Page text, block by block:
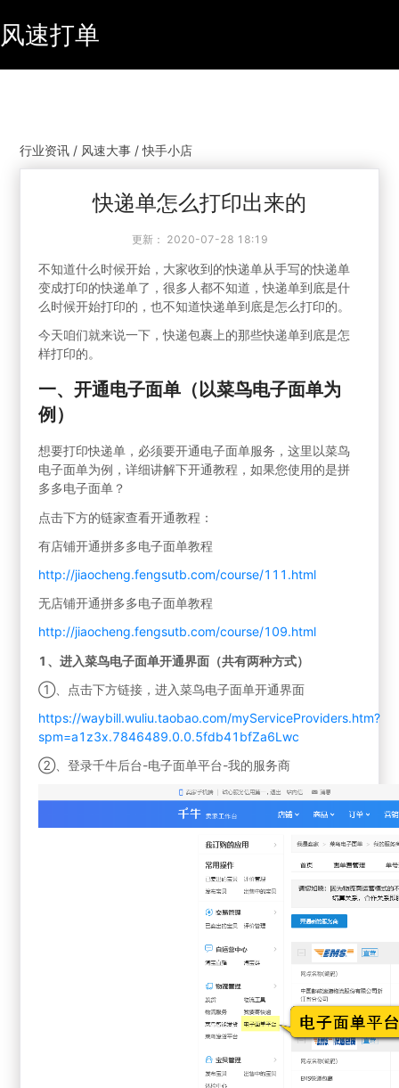
风速打单
行业资讯 / 风速大事 / 快手小店
快递单怎么打印出来的
更新： 2020-07-28 18:19
不知道什么时候开始，大家收到的快递单从手写的快递单
变成打印的快递单了，很多人都不知道，快递单到底是什
么时候开始打印的，也不知道快递单到底是怎么打印的。
今天咱们就来说一下，快递包裹上的那些快递单到底是怎
样打印的。
一、开通电子面单（以菜鸟电子面单为
例）
想要打印快递单，必须要开通电子面单服务，这里以菜鸟
电子面单为例，详细讲解下开通教程，如果您使用的是拼
多多电子面单？
点击下方的链家查看开通教程：
有店铺开通拼多多电子面单教程
http://jiaocheng.fengsutb.com/course/111.html
无店铺开通拼多多电子面单教程
http://jiaocheng.fengsutb.com/course/109.html
1、进入菜鸟电子面单开通界面（共有两种方式）
①、点击下方链接，进入菜鸟电子面单开通界面
https://waybill.wuliu.taobao.com/myServiceProviders.htm?
spm=a1z3x.7846489.0.0.5fdb41bfZa6Lwc
②、登录千牛后台-电子面单平台-我的服务商